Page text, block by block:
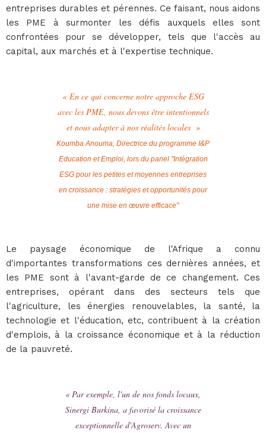
entreprises durables et pérennes. Ce faisant, nous aidons
les PME à surmonter les défis auxquels elles sont
confrontées pour se développer, tels que l'accès au
capital, aux marchés et à l'expertise technique.
« En ce qui concerne notre approche ESG
avec les PME, nous devons être intentionnels
et nous adapter à nos réalités locales »
Koumba Anouma, Directrice du programme I&P
Education et Emploi, lors du panel "Intégration
ESG pour les petites et moyennes entreprises
en croissance : stratégies et opportunités pour
une mise en œuvre efficace"
Le paysage économique de l'Afrique a connu
d'importantes transformations ces dernières années, et
les PME sont à l'avant-garde de ce changement. Ces
entreprises, opérant dans des secteurs tels que
l'agriculture, les énergies renouvelables, la santé, la
technologie et l'éducation, etc, contribuent à la création
d'emplois, à la croissance économique et à la réduction
de la pauvreté.
« Par exemple, l'un de nos fonds locaux,
Sinergi Burkina, a favorisé la croissance
exceptionnelle d'Agroserv. Avec un